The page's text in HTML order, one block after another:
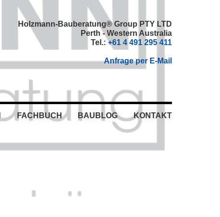
Holzmann-Bauberatung® Group PTY LTD
Perth - Western Australia
Tel.:+61 4 491 295 411
Anfrage per E-Mail
FACHBUCH BAUBLOG KONTAKT